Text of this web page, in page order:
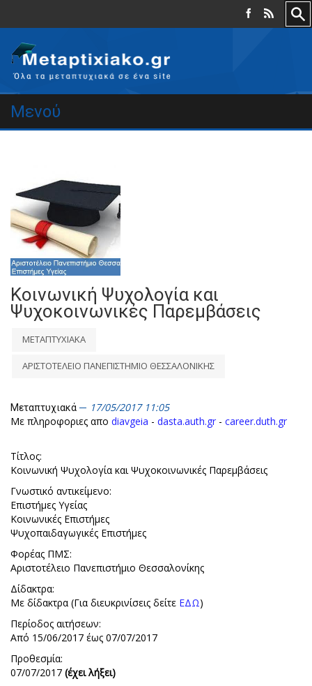
Μενού
Κοινωνική Ψυχολογία και
Ψυχοκοινωνικές Παρεμβάσεις
ΜΕΤΑΠΤΥΧΙΑΚΑ
ΑΡΙΣΤΟΤΕΛΕΙΟ ΠΑΝΕΠΙΣΤΗΜΙΟ ΘΕΣΣΑΛΟΝΙΚΗΣ
Μεταπτυχιακά
17/05/2017 11:05
Με πληροφοριες απο diavgeia - dasta.auth.gr - career.duth.gr
Τίτλος:
Κοινωνική Ψυχολογία και Ψυχοκοινωνικές Παρεμβάσεις
Γνωστικό αντικείμενο:
Επιστήμες Υγείας
Κοινωνικές Επιστήμες
Ψυχοπαιδαγωγικές Επιστήμες
Φορέας ΠΜΣ:
Αριστοτέλειο Πανεπιστήμιο Θεσσαλονίκης
Δίδακτρα:
Με δίδακτρα (Για διευκρινίσεις δείτε ΕΔΩ)
Περίοδος αιτήσεων:
Από 15/06/2017 έως 07/07/2017
Προθεσμία:
07/07/2017 (έχει λήξει)